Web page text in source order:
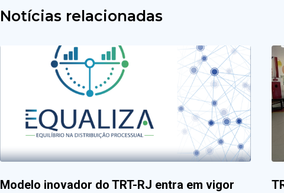
Notícias relacionadas
Modelo inovador do TRT-RJ entra em vigor